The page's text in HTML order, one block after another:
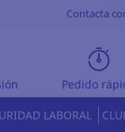
Contacta
Pedido
LABORAL